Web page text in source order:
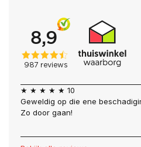
★ ★ ★ ★ ★ 10
Geweldig op die ene
Zo door gaan!